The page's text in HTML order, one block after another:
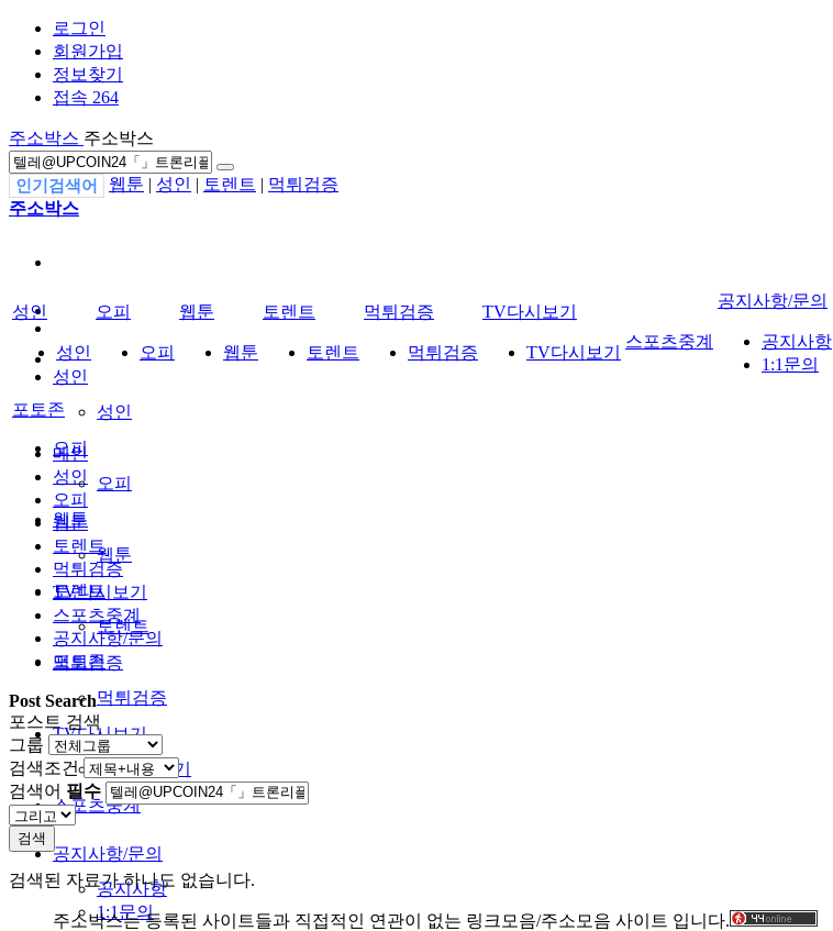
로그인
회원가입
정보찾기
접속 264
주소박스 주소박스
인기검색어 웹툰 | 성인 | 토렌트 | 먹튀검증
주소박스
성인
성인
오피
오피
웹툰
웹툰
토렌트
토렌트
먹튀검증
먹튀검증
TV다시보기
TV다시보기
스포츠중계
공지사항/문의
공지사항
1:1문의
성인
성인
오피
오피
웹툰
웹툰
토렌트
토렌트
먹튀검증
먹튀검증
TV다시보기
TV다시보기
스포츠중계
공지사항/문의
공지사항
1:1문의
포토존
메인
성인
오피
웹툰
토렌트
먹튀검증
TV다시보기
스포츠중계
공지사항/문의
포토존
Post Search
포스트 검색
그룹
검색조건
검색어 필수
검색
검색된 자료가 하나도 없습니다.
주소박스는 등록된 사이트들과 직접적인 연관이 없는 링크모음/주소모음 사이트 입니다.